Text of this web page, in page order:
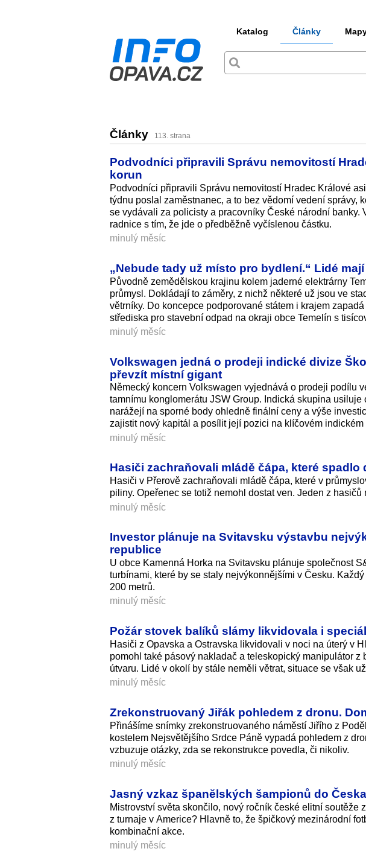
Katalog Články
Články 113. strana
Podvodníci připravili Správu nemovitostí
korun
Podvodníci připravili Správu nemovitostí Hradec Králové
týdnu poslal zaměstnanec, a to bez vědomí vedení správy,
se vydávali za policisty a pracovníky České národní banky.
radnice s tím, že jde o předběžně vyčíslenou částku.
minulý měsíc
„Nebude tady už místo pro bydlení.“ Lidé
Původně zemědělskou krajinu kolem jaderné elektrárny
průmysl. Dokládají to záměry, z nichž některé už jsou ve
větrníky. Do koncepce podporované státem i krajem
střediska pro stavební odpad na okraji obce Temelín s
minulý měsíc
Volkswagen jedná o prodeji indické divize
převzít místní gigant
Německý koncern Volkswagen vyjednává o prodeji podílu
tamnímu konglomerátu JSW Group. Indická skupina
narážejí na sporné body ohledně finální ceny a výše
zajistit nový kapitál a posílit její pozici na klíčovém indickém
minulý měsíc
Hasiči zachraňovali mládě čápa, které
Hasiči v Přerově zachraňovali mládě čápa, které v
piliny. Opeřenec se totiž nemohl dostat ven. Jeden z hasičů
minulý měsíc
Investor plánuje na Svitavsku výstavbu
republice
U obce Kamenná Horka na Svitavsku plánuje společnost
turbínami, které by se staly nejvýkonnějšími v Česku.
200 metrů.
minulý měsíc
Požár stovek balíků slámy likvidovala i
Hasiči z Opavska a Ostravska likvidovali v noci na úterý v
pomohl také pásový nakladač a teleskopický manipulátor
útvaru. Lidé v okolí by stále neměli větrat, situace se však
minulý měsíc
Zrekonstruovaný Jiřák pohledem z dronu.
Přinášíme snímky zrekonstruovaného náměstí Jiřího z
kostelem Nejsvětějšího Srdce Páně vypadá pohledem z
vzbuzuje otázky, zda se rekonstrukce povedla, či nikoliv.
minulý měsíc
Jasný vzkaz španělských šampionů do
Mistrovství světa skončilo, nový ročník české elitní
z turnaje v Americe? Hlavně to, že špičkový mezinárodní
kombinační akce.
minulý měsíc